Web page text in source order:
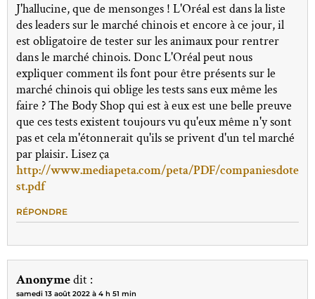
J'hallucine, que de mensonges ! L'Oréal est dans la liste
des leaders sur le marché chinois et encore à ce jour, il
est obligatoire de tester sur les animaux pour rentrer
dans le marché chinois. Donc L'Oréal peut nous
expliquer comment ils font pour être présents sur le
marché chinois qui oblige les tests sans eux même les
faire ? The Body Shop qui est à eux est une belle preuve
que ces tests existent toujours vu qu'eux même n'y sont
pas et cela m'étonnerait qu'ils se privent d'un tel marché
par plaisir. Lisez ça
http://www.mediapeta.com/peta/PDF/companiesdote
st.pdf
RÉPONDRE
Anonymedit :
samedi 13 août 2022 à 4 h 51 min